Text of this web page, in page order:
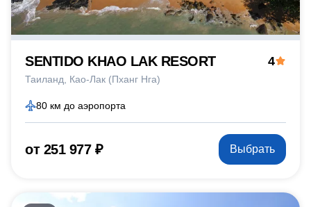
SENTIDO KHAO LAK RESORT
Таиланд Као-Лак (Пханг Нга)
4
80 км до аэропорта
от 251 977 ₽ Выбрать